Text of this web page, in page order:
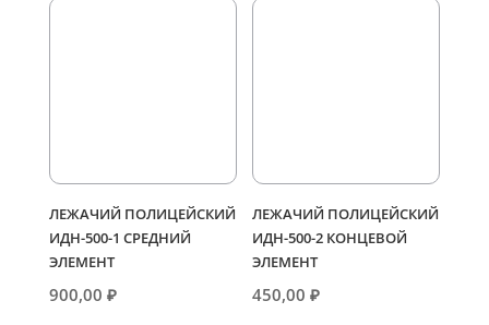
ЛЕЖАЧИЙ ПОЛИЦЕЙСКИЙ
ИДН-500-1 СРЕДНИЙ
ЭЛЕМЕНТ
900,00 ₽
ЛЕЖАЧИЙ ПОЛИЦЕЙСКИЙ
ИДН-500-2 КОНЦЕВОЙ
ЭЛЕМЕНТ
450,00₽